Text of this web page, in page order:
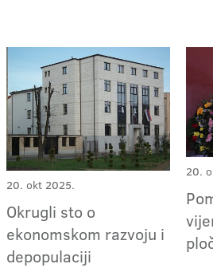
20. okt 2025.
Okrugli sto o
ekonomskom razvoju i
depopulaciji
20.